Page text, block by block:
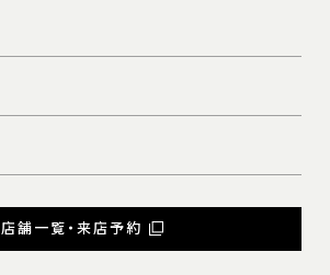
店舗一覧・来店予約